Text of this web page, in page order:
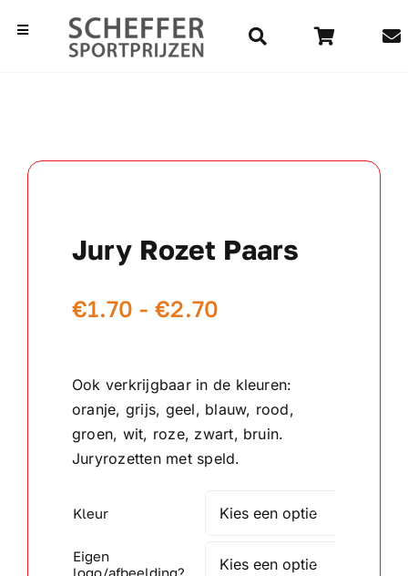
naarToggle
Navigation
Medailles
Kampioensschalen
Rozetten
Wandborden
Crystal/glas
Gepersonaliseerde artikelen
Jury Rozet Paars
€1.70 - €2.70
€2.70
Ook verkrijgbaar in de kleuren:
oranje, grijs, geel, blauw, rood,
groen, wit, roze, zwart, bruin.
Juryrozetten met speld.
Kleur 
Eigen
logo/afbeelding?
